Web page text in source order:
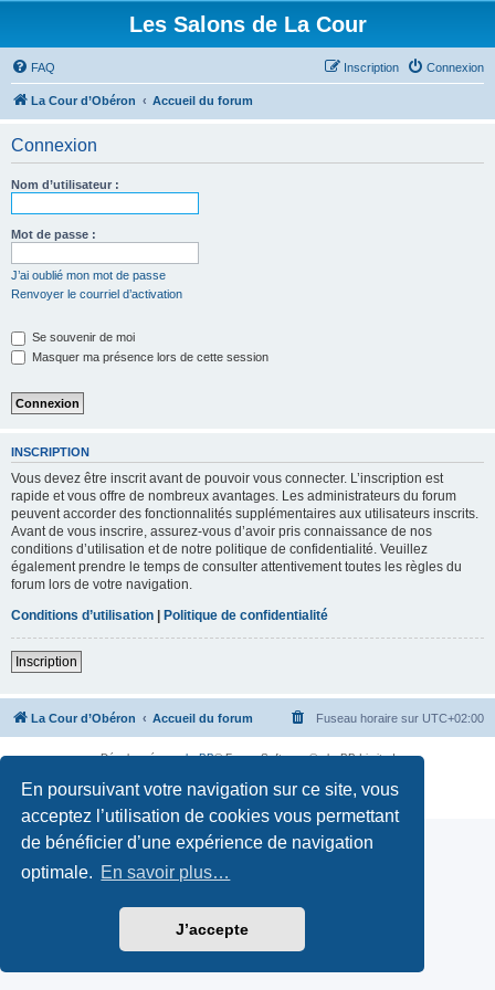
En poursuivant votre navigation sur ce site, vous
acceptez l’utilisation de cookies vous permettant
de bénéficier d’une expérience de navigation
optimale. En savoir plus…
J’accepte
Les Salons de La Cour
FAQ Connexion
Inscription
La Cour d’Obéron Accueil du forum
Connexion
Nom d’utilisateur :
Mot de passe :
J’ai oublié mon mot de passe
Renvoyer le courriel d’activation
Se souvenir de moi
Masquer ma présence lors de cette session
INSCRIPTION
Vous devez être inscrit avant de pouvoir vous connecter. L’inscription est
rapide et vous offre de nombreux avantages. Les administrateurs du forum
peuvent accorder des fonctionnalités supplémentaires aux utilisateurs inscrits.
Avant de vous inscrire, assurez-vous d’avoir pris connaissance de nos
conditions d’utilisation et de notre politique de confidentialité. Veuillez
également prendre le temps de consulter attentivement toutes les règles du
forum lors de votre navigation.
Conditions d’utilisation | Politique de confidentialité
Inscription
La Cour d’Obéron Accueil du forum Fuseau horaire sur UTC+02:00
Développé parphpBB® Forum Software © phpBB Limited
Confidentialité| Conditions